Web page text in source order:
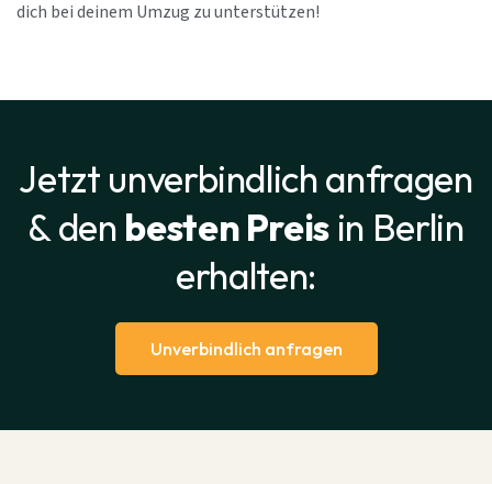
dich bei deinem Umzug zu unterstützen!
Jetzt unverbindlich anfragen
& den besten Preis in Berlin
erhalten:
Unverbindlich anfragen